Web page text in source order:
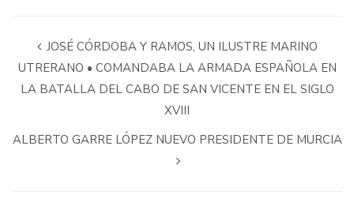
JOSÉ CÓRDOBA Y RAMOS, UN ILUSTRE MARINO
UTRERANO • COMANDABA LA ARMADA ESPAÑOLA EN
LA BATALLA DEL CABO DE SAN VICENTE EN EL SIGLO
XVIII
ALBERTO GARRE LÓPEZ NUEVO PRESIDENTE DE MURCIA